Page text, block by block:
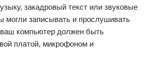
закадровый текст или звуковые
могли записывать и прослушивать
компьютер должен быть
платой, микрофоном и